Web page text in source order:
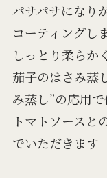
パサパサになり
コーティングし
しっとり柔らか
茄子のはさみ蒸
み蒸し”の応用
トマトソースと
でいただきます